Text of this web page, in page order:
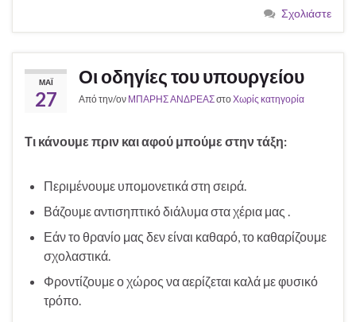
Σχολιάστε
ΜΆΙ
27
Οι οδηγίες του υπουργείου
Από την/ον ΜΠΑΡΗΣ ΑΝΔΡΕΑΣστοΧωρίς κατηγορία
Τι κάνουμε πριν και αφού μπούμε στην τάξη:
Περιμένουμε υπομονετικά στη σειρά.
Βάζουμε αντισηπτικό διάλυμα στα χέρια μας .
Εάν το θρανίο μας δεν είναι καθαρό, το καθαρίζουμε
σχολαστικά.
Φροντίζουμε ο χώρος να αερίζεται καλά με φυσικό
τρόπο.